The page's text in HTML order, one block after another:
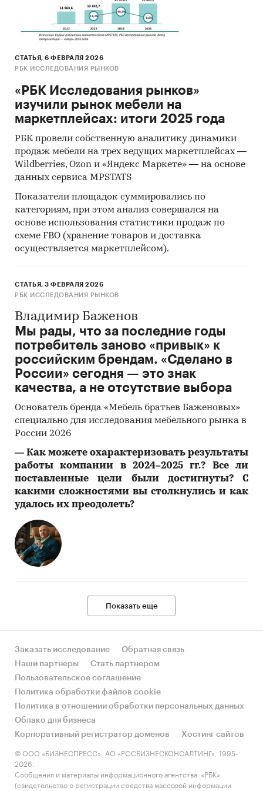
отдельные предметы мебели для детей,
детскую мебель (например, колыбели,
высокие детские стульчики, манежи), кроме
Прочая мебель(без сегментации по видам):
тумбочки, полки, стеллажи, раскладушки,
основания для ортопедических матрасов,
мебель для прихожей, шкафчики для
ванной, экраны для ванны, шкафчики для
обуви, вешалки (напольные и настенные),
надувные кровати, запасные части и
мебельная фурнитура
по видам): включая мебель из различных
материалов (например, металл, дерево,
пластик), в том числе плетеную мебель:
комплекты уличной садовой и дачной
проката садовой и дачной мебели,
для сада.
О компании:
Компания «Экспресс-Обзор» – с 2005 года на
рынке готовых исследований. Исследования,
проведенные специалистами «Экспресс-
Обзор», дают возможность в сжатом виде
получить основную информацию и общее
Полученные в ходе исследования оценки
независимы и объективны.
В портфеле компании более 2000 регулярно
обновляемых исследований.
Категории:
Детские товары
Потребительские товары
дома и ремонта
Потребительские товары / Товары для сада /
Розничная торговля
Мебельная фурнитура
СТАТЬЯ, 6 ФЕВРАЛЯ 2026
РБК ИССЛЕДОВАНИЯ РЫНКОВ
«РБК Исследования рынков»
изучили рынок мебели на
маркетплейсах: итоги 2025 года
РБК провели собственную аналитику динамики
продаж мебели на трех ведущих маркетплейсах —
Wildberries, Ozon и «Яндекс Маркете» — на основе
данных сервиса MPSTATS
Показатели площадок суммировались по
категориям, при этом анализ совершался на
основе использования статистики продаж по
схеме FBO (хранение товаров и доставка
осуществляется маркетплейсом).
СТАТЬЯ, 3 ФЕВРАЛЯ 2026
РБК ИССЛЕДОВАНИЯ РЫНКОВ
Владимир Баженов
Мы рады, что за последние годы
потребитель заново «привык» к
российским брендам. «Сделано в
России» сегодня — это знак
качества, а не отсутствие выбора
Основатель бренда «Мебель братьев Баженовых»
специально для исследования мебельного рынка в
России 2026
― Как можете охарактеризовать результаты
работы компании в 2024–2025 гг.? Все ли
поставленные цели были достигнуты? С
какими сложностями вы столкнулись и как
удалось их преодолеть?
Показать еще
Заказать исследование
Обратная связь
Наши партнеры
Стать партнером
Пользовательское соглашение
Политика обработки файлов cookie
Политика в отношении обработки персональных данных
Облако для бизнеса
Корпоративный регистратор доменов
Хостинг сайтов
© ООО «БИЗНЕСПРЕСС», АО «РОСБИЗНЕСКОНСАЛТИНГ», 1995-
2026.
Сообщения и материалы информационного агентства «РБК»
(свидетельство о регистрации средства массовой информации